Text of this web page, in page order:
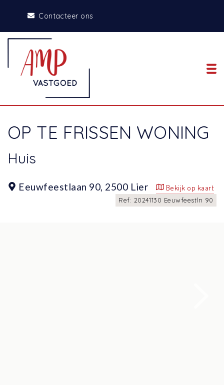
Contacteer ons
OP TE FRISSEN WONING
Huis
Eeuwfeestlaan 90, 2500 Lier Bekijk op kaart
Ref: 20241130 Eeuwfeestln 90